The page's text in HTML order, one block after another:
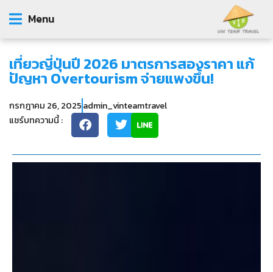
Menu
เที่ยวญี่ปุ่นปี 2026 มาตรการสองราคา แก้
ปัญหา Overtourism จ่ายแพงขึ้น!
กรกฎาคม 26, 2025admin_vinteamtravel
แชร์บทความนี้ :